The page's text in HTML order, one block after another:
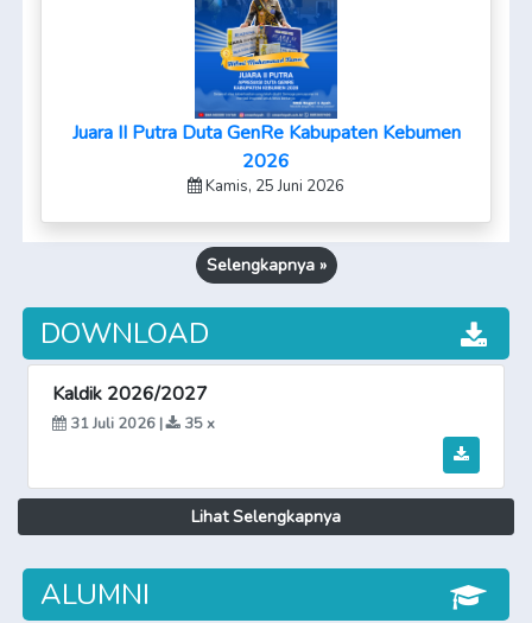
Juara II Putra Duta GenRe Kabupaten Kebumen
2026
Kamis, 25 Juni 2026
Selengkapnya »
DOWNLOAD
Kaldik 2026/2027
31 Juli 2026 | 35 x
Lihat Selengkapnya
ALUMNI